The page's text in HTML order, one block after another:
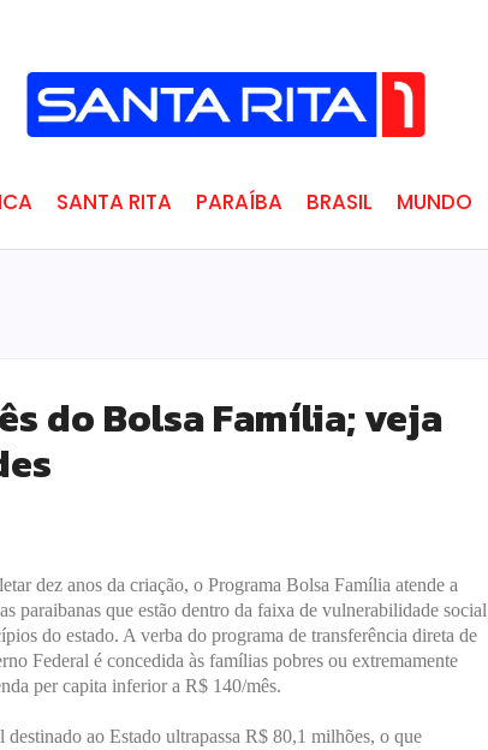
SANTA RITA PARAÍBA BRASIL MUNDO
do Bolsa Família; veja
dez anos da criação, o Programa Bolsa Família atende a
paraibanas que estão dentro da faixa de vulnerabilidade social
do estado. A verba do programa de transferência direta de
Federal é concedida às famílias pobres ou extremamente
per capita inferior a R$ 140/mês.
destinado ao Estado ultrapassa R$ 80,1 milhões, o que